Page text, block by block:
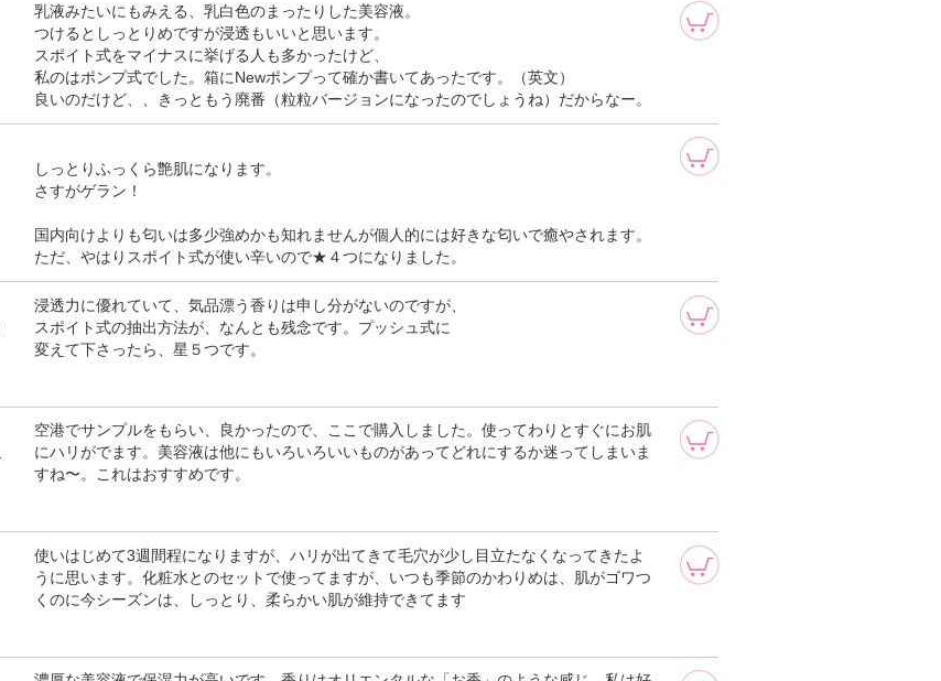
乳液みたいにもみえる、乳白色のまったりした美容液。
つけるとしっとりめですが浸透もいいと思います。
スポイト式をマイナスに挙げる人も多かったけど、
私のはポンプ式でした。箱にNewポンプって確か書いてあったです。（英文）
良いのだけど、、きっともう廃番（粒粒バージョンになったのでしょうね）だからなー。
しっとりふっくら艶肌になります。
さすがゲラン！
国内向けよりも匂いは多少強めかも知れませんが個人的には好きな匂いで癒やされます。
ただ、やはりスポイト式が使い辛いので★４つになりました。
浸透力に優れていて、気品漂う香りは申し分がないのですが、
スポイト式の抽出方法が、なんとも残念です。プッシュ式に
変えて下さったら、星５つです。
空港でサンプルをもらい、良かったので、ここで購入しました。使ってわりとすぐにお肌
にハリがでます。美容液は他にもいろいろいいものがあってどれにするか迷ってしまいま
すね〜。これはおすすめです。
使いはじめて3週間程になりますが、ハリが出てきて毛穴が少し目立たなくなってきたよ
うに思います。化粧水とのセットで使ってますが、いつも季節のかわりめは、肌がゴワつ
くのに今シーズンは、しっとり、柔らかい肌が維持できてます